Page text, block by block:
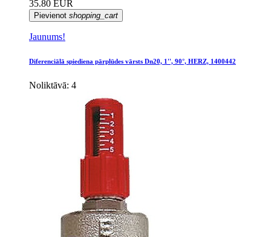
35.80 EUR
Pievienot shopping_cart
Jaunums!
Diferenciālā spiediena pārplūdes vārsts Dn20, 1'', 90°, HERZ, 1400442
Noliktāvā: 4